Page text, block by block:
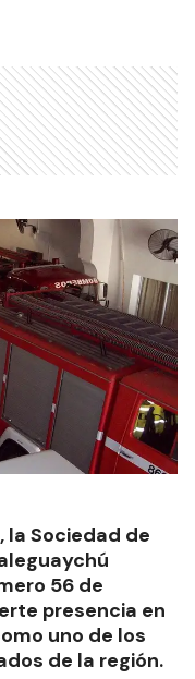
la Sociedad de
56 de
presencia en
uno de los
de la región.